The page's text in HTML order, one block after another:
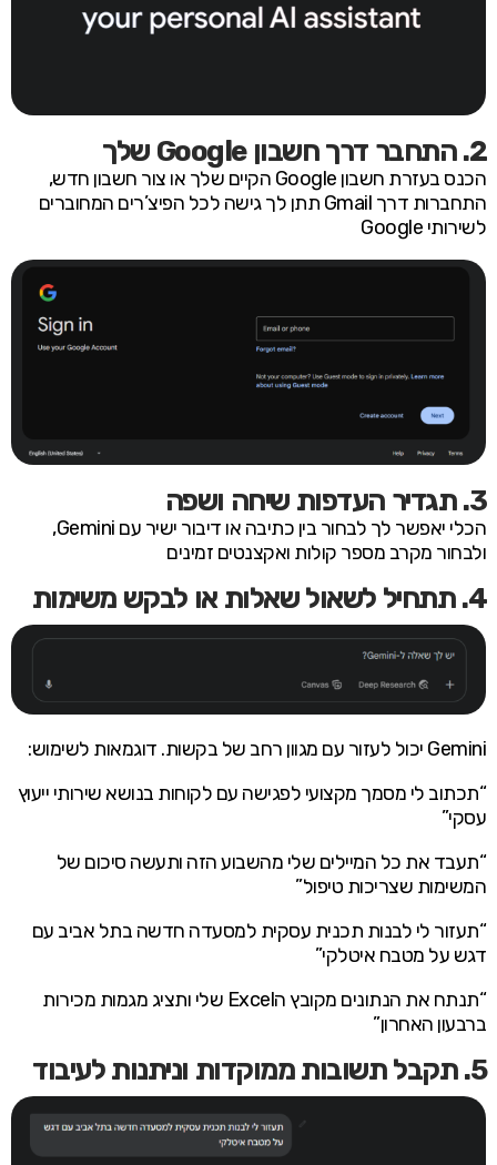
2. התחבר דרך חשבון Google שלך
הכנס בעזרת חשבון Google הקיים שלך או צור חשבון חדש,
התחברות דרך Gmail תתן לך גישה לכל הפיצ’רים המחוברים
לשירותי Google
3. תגדיר העדפות שיחה ושפה
הכלי יאפשר לך לבחור בין כתיבה או דיבור ישיר עם Gemini,
ולבחור מקרב מספר קולות ואקצנטים זמינים
4. תתחיל לשאול שאלות או לבקש משימות
Gemini יכול לעזור עם מגוון רחב של בקשות. דוגמאות לשימוש:
“תכתוב לי מסמך מקצועי לפגישה עם לקוחות בנושא שירותי ייעוץ
עסקי”
“תעבד את כל המיילים שלי מהשבוע הזה ותעשה סיכום של
המשימות שצריכות טיפול”
“תעזור לי לבנות תכנית עסקית למסעדה חדשה בתל אביב עם
דגש על מטבח איטלקי”
“תנתח את הנתונים מקובץ הExcel שלי ותציג מגמות מכירות
ברבעון האחרון”
5. תקבל תשובות ממוקדות וניתנות לעיבוד